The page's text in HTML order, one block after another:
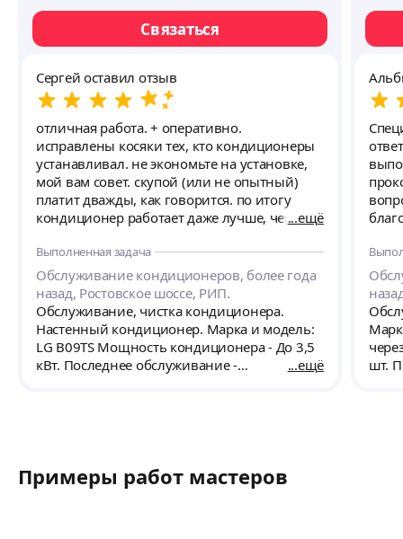
Связаться
Сергей оставил отзыв
отличная работа. + оперативно.
исправлены косяки тех, кто кондиционеры
устанавливал. не экономьте на установке,
мой вам совет. скупой (или не опытный)
платит дважды, как говорится. по итогу
кондиционер работает даже лучше, чем
установили другие "мастера".
ещё
Выполненная задача
Обслуживание кондиционеров, более года
назад, Ростовское шоссе, РИП.
Обслуживание, чистка кондиционера.
Настенный кондиционер. Марка и модель:
LG B09TS Мощность кондиционера - До 3,5
кВт. Последнее обслуживание -
режиме) , 1 раз выдал ошибку утечки/
недостатка хладагента. после этого запускаю
ещё
шт.
Примеры работ мастеров